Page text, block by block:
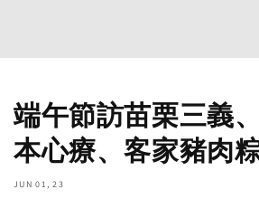
端午節訪苗栗三義
本心療、客家豬肉
JUN 01, 23